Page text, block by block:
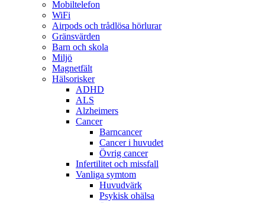
Mobiltelefon
WiFi
Airpods och trådlösa hörlurar
Gränsvärden
Barn och skola
Miljö
Magnetfält
Hälsorisker
ADHD
ALS
Alzheimers
Cancer
Barncancer
Cancer i huvudet
Övrig cancer
Infertilitet och missfall
Vanliga symtom
Huvudvärk
Psykisk ohälsa